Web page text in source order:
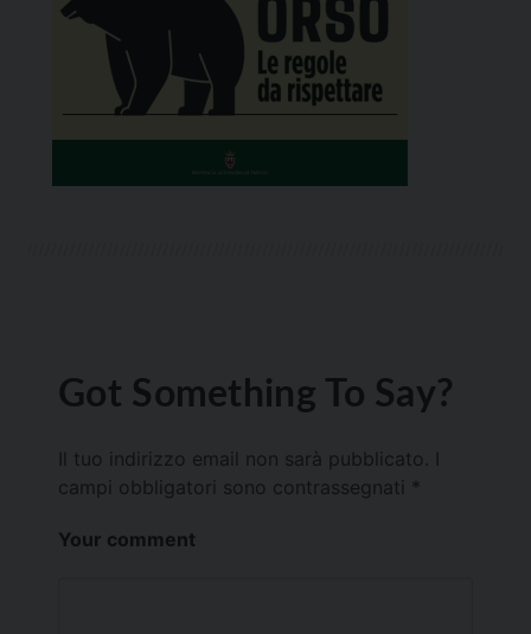
Got Something To Say?
Il tuo indirizzo email non sarà pubblicato.
campi obbligatori sono contrassegnati *
Your comment